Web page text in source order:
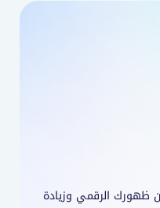
الرقمي وزيادة